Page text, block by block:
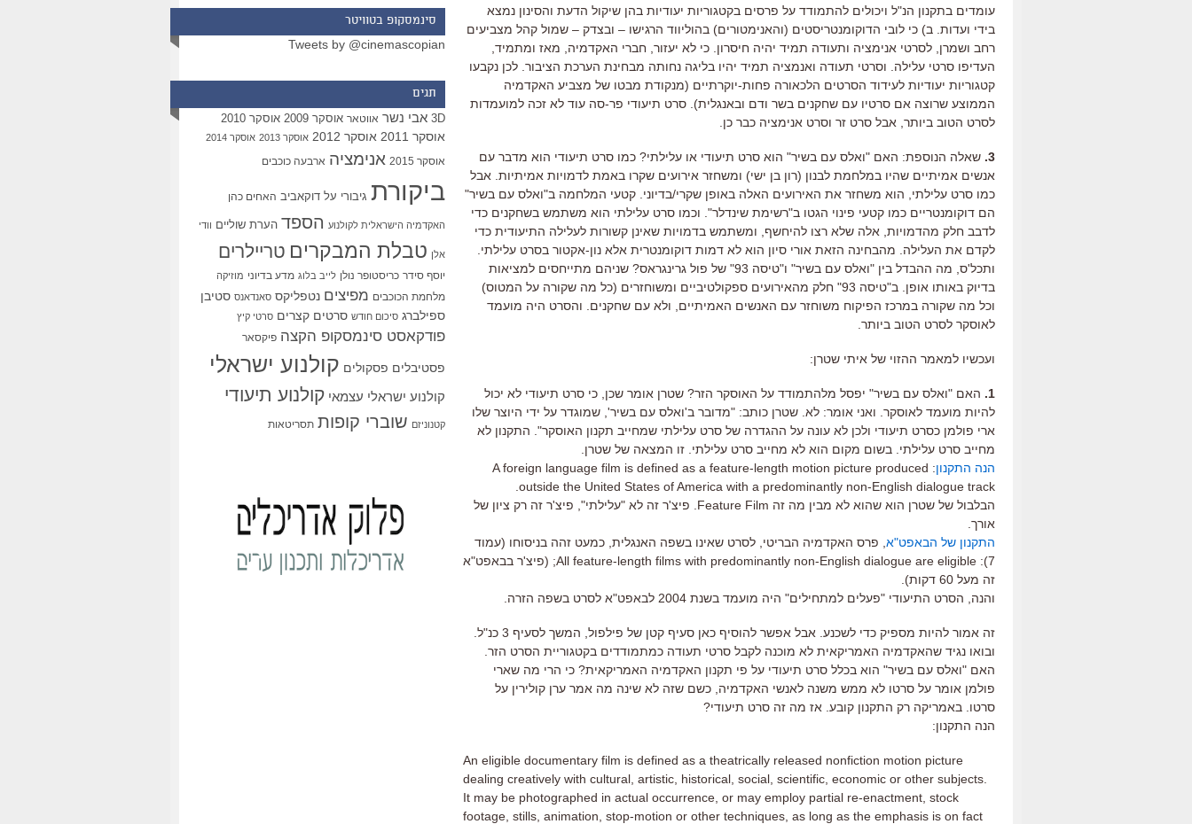
עומדים בתקנון הנ"ל ויכולים להתמודד על פרסים בקטגוריות יעודיות בהן שיקול הדעת והסינון נמצא
בידי ועדות. ב) כי לובי הדוקומנטריסטים (והאנימטורים) בהוליווד הרגישו – ובצדק – שמול קהל מצביעים
רחב ושמרן, לסרטי אנימציה ותעודה תמיד יהיה חיסרון. כי לא יעזור, חברי האקדמיה, מאז ומתמיד,
העדיפו סרטי עלילה. וסרטי תעודה ואנמציה תמיד יהיו בליגה נחותה מבחינת הערכת הציבור. לכן נקבעו
קטגוריות יעודיות לעידוד הסרטים הלכאורה פחות-יוקרתיים (מנקודת מבטו של מצביע האקדמיה
הממוצע שרוצה אם סרטיו עם שחקנים בשר ודם ובאנגלית). סרט תיעודי פר-סה עוד לא זכה למועמדות
לסרט הטוב ביותר, אבל סרט זר וסרט אנימציה כבר כן.
3. שאלה הנוספת: האם "ואלס עם בשיר" הוא סרט תיעודי או עלילתי? כמו סרט תיעודי הוא מדבר עם
אנשים אמיתיים שהיו במלחמת לבנון (רון בן ישי) ומשחזר אירועים שקרו באמת לדמויות אמיתיות. אבל
כמו סרט עלילתי, הוא משחזר את האירועים האלה באופן שקרי/בדיוני. קטעי המלחמה ב"ואלס עם בשיר"
הם דוקומנטריים כמו קטעי פינוי הגטו ב"רשימת שינדלר". וכמו סרט עלילתי הוא משתמש בשחקנים כדי
לדבב חלק מהדמויות, אלה שלא רצו להיחשף, ומשתמש בדמויות שאינן קשורות לעלילה התיעודית כדי
לקדם את העלילה. מהבחינה הזאת אורי סיון הוא לא דמות דוקומנטרית אלא נון-אקטור בסרט עלילתי.
ותכל'ס, מה ההבדל בין "ואלס עם בשיר" ו"טיסה 93" של פול גרינגראס? שניהם מתייחסים למציאות
בדיוק באותו אופן. ב"טיסה 93" חלק מהאירועים ספקולטיביים ומשוחזרים (כל מה שקורה על המטוס)
וכל מה שקורה במרכז הפיקוח משוחזר עם האנשים האמיתיים, ולא עם שחקנים. והסרט היה מועמד
לאוסקר לסרט הטוב ביותר.
ועכשיו למאמר ההזוי של איתי שטרן:
1.
האם "ואלס עם בשיר" יפסל מלהתמודד על האוסקר הזר? שטרן אומר שכן, כי סרט תיעודי לא יכול
להיות מועמד לאוסקר. ואני אומר: לא. שטרן כותב: "מדובר ב'ואלס עם בשיר', שמוגדר על ידי היוצר שלו
ארי פולמן כסרט תיעודי ולכן לא עונה על ההגדרה של סרט עלילתי שמחייב תקנון האוסקר". התקנון לא
מחייב סרט עלילתי. בשום מקום הוא לא מחייב סרט עלילתי. זו המצאה של שטרן.
הנה התקנון
: A foreign language film is defined as a feature-length motion picture produced
outside the United States of America with a predominantly non-English dialogue track.
הבלבול של שטרן הוא שהוא לא מבין מה זה Feature Film. פיצ'ר זה לא "עלילתי", פיצ'ר זה רק ציון של
אורך.
התקנון של הבאפט"א , פרס האקדמיה הבריטי, לסרט שאינו בשפה האנגלית, כמעט זהה בניסוחו (עמוד
7): All feature-length films with predominantly non-English dialogue are eligible; (פיצ'ר בבאפט"א
זה מעל 60 דקות).
והנה, הסרט התיעודי "פעלים למתחילים" היה מועמד בשנת 2004 לבאפט"א לסרט בשפה הזרה.
זה אמור להיות מספיק כדי לשכנע. אבל אפשר להוסיף כאן סעיף קטן של פילפול, המשך לסעיף 3 כנ"ל.
ובואו נגיד שהאקדמיה האמריקאית לא מוכנה לקבל סרטי תעודה כמתמודדים בקטגוריית הסרט הזר.
האם "ואלס עם בשיר" הוא בכלל סרט תיעודי על פי תקנון האקדמיה האמריקאית? כי הרי מה שארי
פולמן אומר על סרטו לא ממש משנה לאנשי האקדמיה, כשם שזה לא שינה מה אמר ערן קולירין על
סרטו. באמריקה רק התקנון קובע. אז מה זה סרט תיעודי?
הנה התקנון:
An eligible documentary film is defined as a theatrically released nonfiction motion picture
dealing creatively with cultural, artistic, historical, social, scientific, economic or other subjects.
It may be photographed in actual occurrence, or may employ partial re-enactment, stock
footage, stills, animation, stop-motion or other techniques, as long as the emphasis is on fact
סינמסקופ בטוויטר
Tweets by @cinemascopian
תגים
3D אבי נשר אווטאר אוסקר 2009 אוסקר 2010
אוסקר 2011 אוסקר 2012 אוסקר 2013 אוסקר 2014
אוסקר 2015 אנימציה ארבעה כוכבים
ביקורת גיבורי על דוקאביב האחים כהן
האקדמיה הישראלית לקולנוע הספד הערת שוליים וודי
אלן טבלת המבקרים טריילרים
יוסף סידר כריסטופר נולן לייב בלוג מדע בדיוני מוזיקה
מלחמת הכוכבים מפיצים נטפליקס סאנדאנס סטיבן
ספילברג סיכום חודש סרטים קצרים סרטי קיץ
פודקאסט סינמסקופ הקצה פיקסאר
פסטיבלים פסקולים קולנוע ישראלי
קולנוע ישראלי עצמאי קולנוע תיעודי
קטנוניזם שוברי קופות תסריטאות